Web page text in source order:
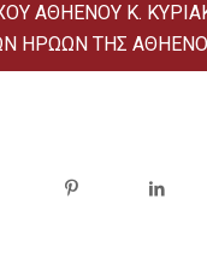
ΑΘΗΕΝΟΥ Κ.
ΗΡΩΩΝ ΤΗΣ